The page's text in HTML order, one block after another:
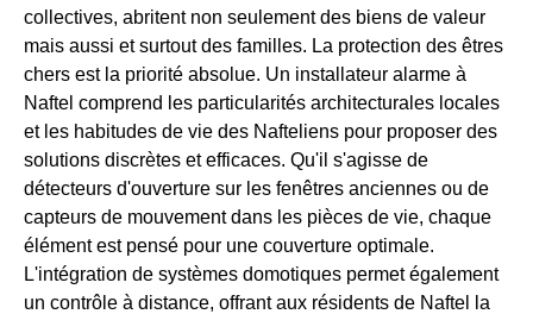
collectives, abritent non seulement des biens de valeur
mais aussi et surtout des familles. La protection des êtres
chers est la priorité absolue. Un installateur alarme à
Naftel comprend les particularités architecturales locales
et les habitudes de vie des Nafteliens pour proposer des
solutions discrètes et efficaces. Qu'il s'agisse de
détecteurs d'ouverture sur les fenêtres anciennes ou de
capteurs de mouvement dans les pièces de vie, chaque
élément est pensé pour une couverture optimale.
L'intégration de systèmes domotiques permet également
un contrôle à distance, offrant aux résidents de Naftel la